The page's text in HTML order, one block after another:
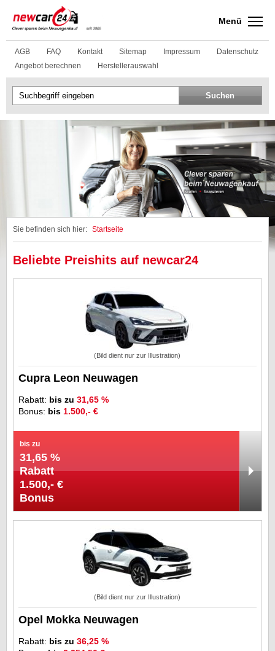
Menü
AGB FAQ Kontakt Sitemap Impressum
Datenschutz
Angebot berechnen
Herstellerauswahl
Sie befinden sich hier: Startseite
Beliebte Preishits auf newcar24
(Bild dient nur zur Illustration)
Cupra Leon Neuwagen
Rabatt: bis zu31,65 %
Bonus: bis1.500,- €
bis zu
31,65 %
Rabatt
1.500,- €
Bonus
(Bild dient nur zur Illustration)
Opel Mokka Neuwagen
Rabatt: bis zu36,25 %